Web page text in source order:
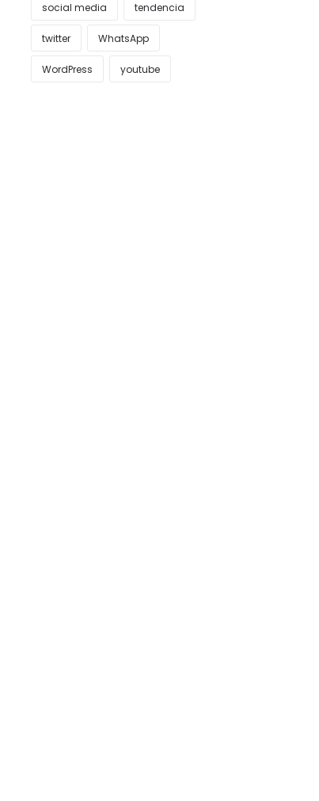
social media tendencia
twitter WhatsApp
WordPress youtube